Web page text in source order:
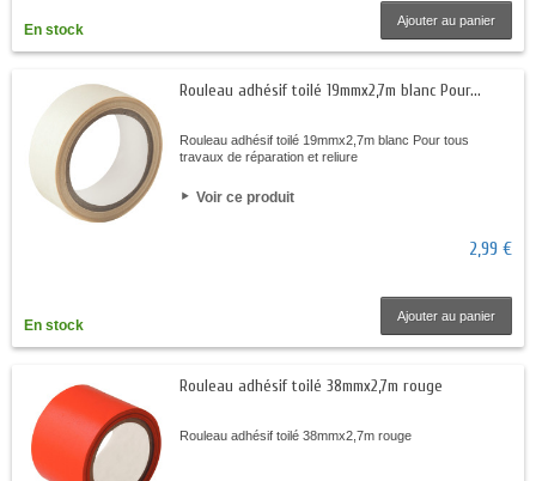
En stock
Ajouter au panier
Rouleau adhésif toilé 19mmx2,7m blanc Pour...
Rouleau adhésif toilé 19mmx2,7m blanc Pour tous
travaux de réparation et reliure
Voir ce produit
2,99 €
En stock
Ajouter au panier
Rouleau adhésif toilé 38mmx2,7m rouge
Rouleau adhésif toilé 38mmx2,7m rouge